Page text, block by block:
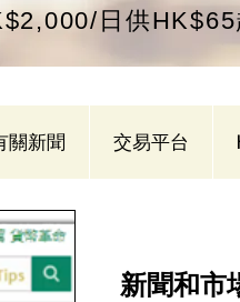
日供HK$65
關新聞 交易平台
新聞和市